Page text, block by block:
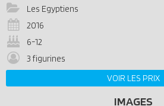
Les Egyptiens
2016
6-12
3 figurines
VOIR LES PRIX
IMAGES